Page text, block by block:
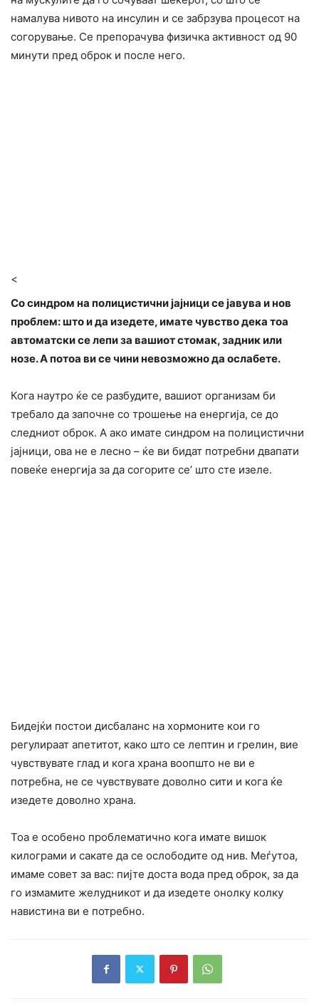
намалува нивото на инсулин и се забрзува процесот на
согорување. Се препорачува физичка активност од 90
минути пред оброк и после него.
<
Со синдром на полицистични јајници се јавува и нов
проблем: што и да изедете, имате чувство дека тоа
автоматски се лепи за вашиот стомак, задник или
нозе. А потоа ви се чини невозможно да ослабете.
Кога наутро ќе се разбудите, вашиот организам би
требало да започне со трошење на енергија, се до
следниот оброк. А ако имате синдром на полицистични
јајници, ова не е лесно – ќе ви бидат потребни двапати
повеќе енергија за да согорите се’ што сте изеле.
Бидејќи постои дисбаланс на хормоните кои го
регулираат апетитот, како што се лептин и грелин, вие
чувствувате глад и кога храна воопшто не ви е
потребна, не се чувствувате доволно сити и кога ќе
изедете доволно храна.
Тоа е особено проблематично кога имате вишок
килограми и сакате да се ослободите од нив. Меѓутоа,
имаме совет за вас: пијте доста вода пред оброк, за да
го измамите желудникот и да изедете онолку колку
навистина ви е потребно.